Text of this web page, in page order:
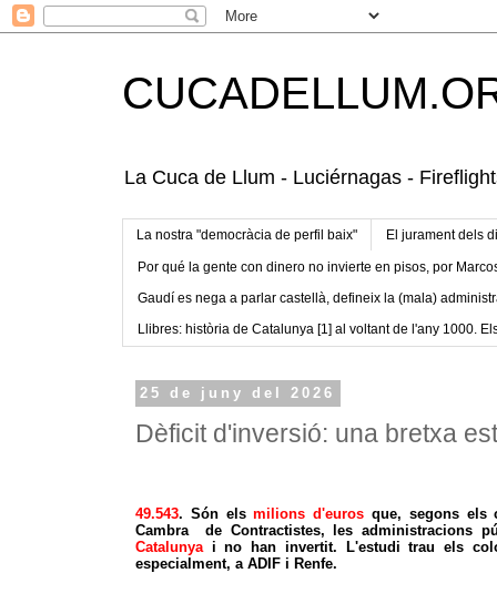
La Cuca de Llum - Luciérnagas -
La nostra "democràcia de perfil baix" El jurament dels
Por qué la gente con dinero no invierte en pisos, por
Gaudí es nega a parlar castellà, defineix la (mala)
Llibres: història de Catalunya [1] al voltant de l'any 1000.
25 de juny del 2026
Dèficit d'inversió: una bretxa
49.543. Són elsmilions d'euros que, segons els
Cambra de Contractistes, les administracions
Catalunyai no han invertit. L'estudi trau els
especialment, a ADIF i Renfe.